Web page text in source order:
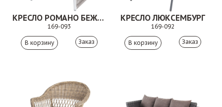
КРЕСЛО РОМАНО БЕЖЕВЫЙ
169-093
Заказ
КРЕСЛО ЛЮКСЕМБУРГ
169-092
Заказ